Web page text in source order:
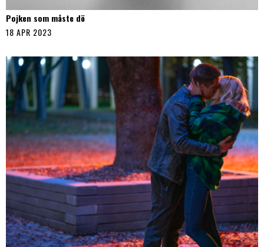
Pojken som måste dö
18 APR 2023